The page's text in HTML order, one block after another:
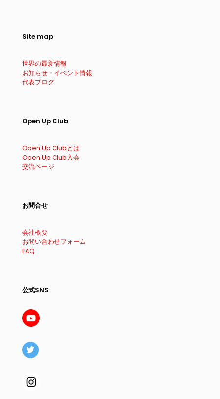
Site map
世界の最新情報
お知らせ・イベント情報
代表ブログ
Open Up Club
Open Up Clubとは
Open Up Club入会
交流ページ
お問合せ
会社概要
お問い合わせフォーム
FAQ
公式SNS